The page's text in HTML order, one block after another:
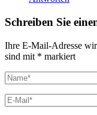
Schreiben Sie
Ihre E-Mail-Adresse
sind mit * markiert